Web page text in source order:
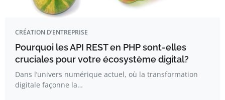
CRÉATION D’ENTREPRISE
Pourquoi les API REST en PHP sont-elles
cruciales pour votre écosystème digital?
Dans l’univers numérique actuel, où la transformation
digitale façonne la…